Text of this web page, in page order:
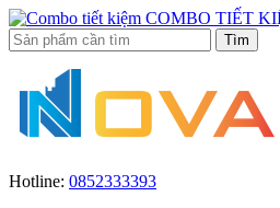
COMBO TIẾT
Hotline: 0852333393